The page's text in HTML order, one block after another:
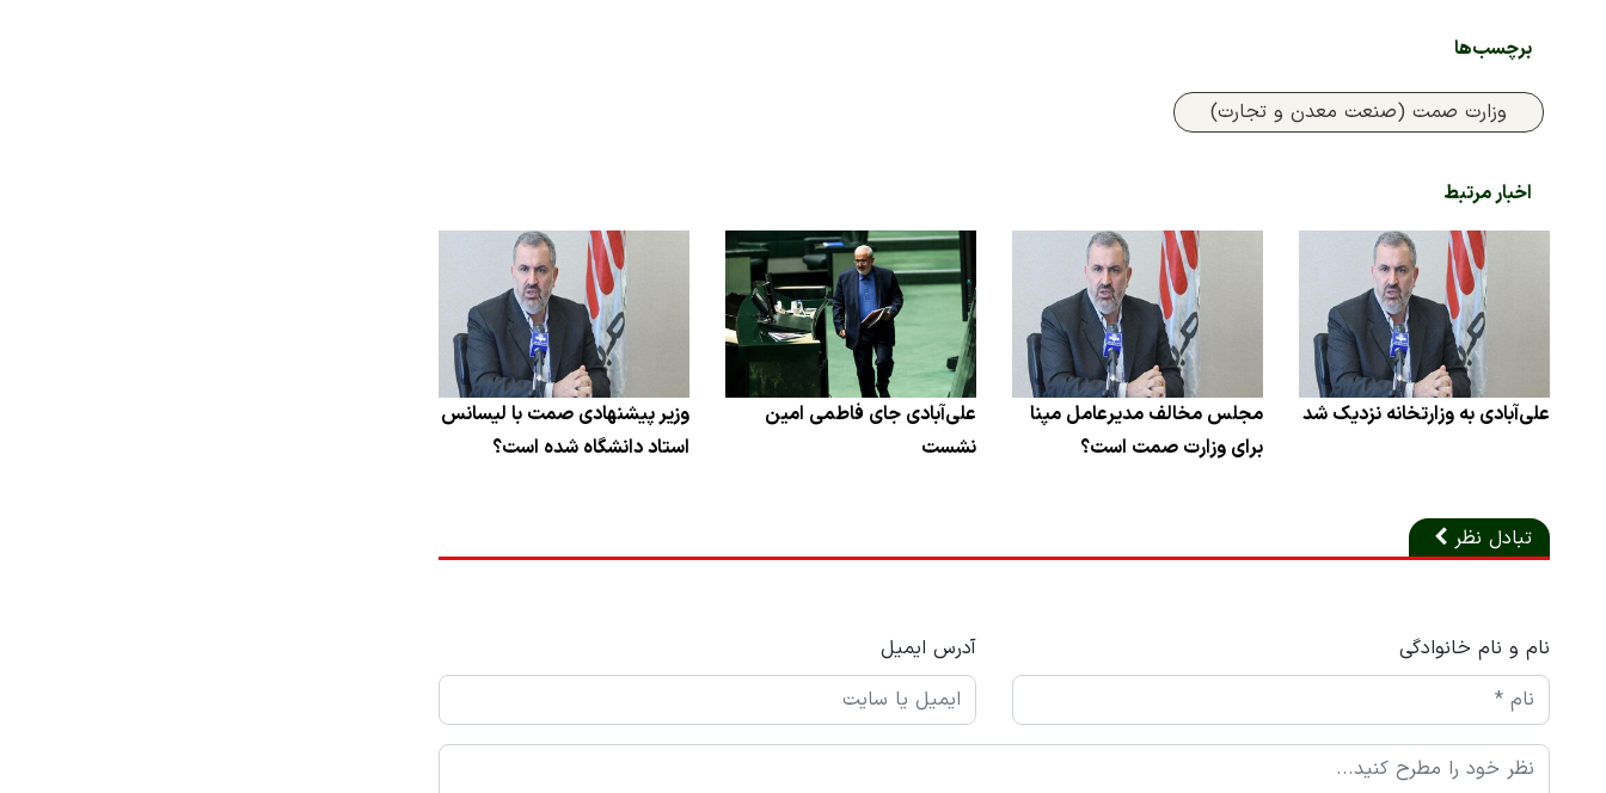
برچسب‌ها
وزارت صمت (صنعت معدن و تجارت)
اخبار مرتبط
علی‌آبادی به وزارتخانه نزدیک شد
مجلس مخالف مدیرعامل مپنا
برای وزارت صمت است؟
علی‌آبادی جای فاطمی امین
نشست
وزیر پیشنهادی صمت با لیسانس
استاد دانشگاه شده است؟
تبادل نظر
نام و نام خانوادگی آدرس ایمیل